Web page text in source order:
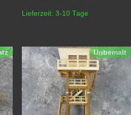
Lieferzeit: 3-10 Tage
Unbemalt